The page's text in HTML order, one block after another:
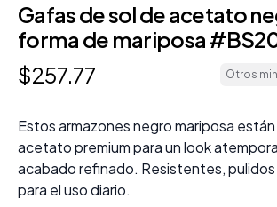
Gafas de sol de acetato
forma de mariposa
$257.77 Otros
Estos armazones negro mariposa
acetato premium para un look
acabado refinado. Resistentes,
para el uso diario.